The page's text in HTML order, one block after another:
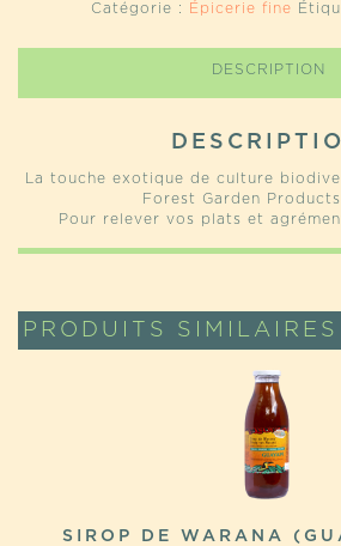
Catégorie : Épicerie fine
DESCRIPTION
La touche exotique de culture
Forest Garden
Pour relever vos plats et
PRODUITS SIMILAIRES
SIROP DE WARANA